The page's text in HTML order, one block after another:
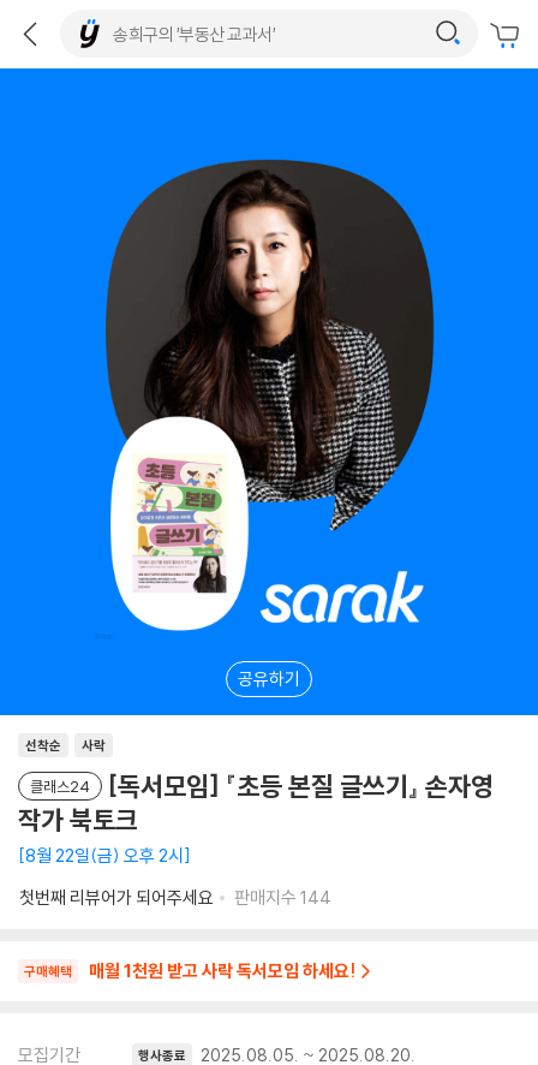
공유하기
선착순 사락
클래스24
[독서모임] 『초등 본질 글쓰기』 손자영
작가 북토크
8월 22일(금) 오후 2시
첫번째 리뷰어가 되어주세요
판매지수 144
구매혜택 매월 1천원 받고 사락 독서모임 하세요!
모집기간 행사종료 2025.08.05. ~ 2025.08.20.